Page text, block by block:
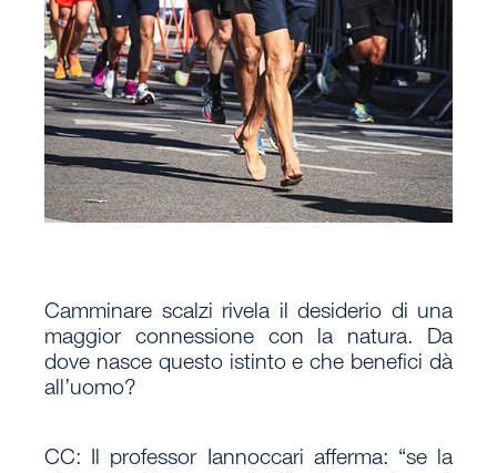
Camminare scalzi rivela il desiderio di una
maggior connessione con la natura. Da
dove nasce questo istinto e che benefici dà
all’uomo?
CC: Il professor Iannoccari afferma: “se la